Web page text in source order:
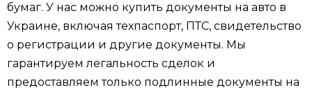
бумаг. У нас можно купить документы на авто в
Украине, включая техпаспорт, ПТС, свидетельство
о регистрации и другие документы. Мы
гарантируем легальность сделок и
предоставляем только подлинные документы на